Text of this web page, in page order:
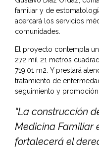
familiar y de
acercará los servicios
comunidades.
El proyecto contempla
272 mil 21 metros
719.01 m2. Y prestará
tratamiento de
seguimiento y
“La construcción
Medicina Familiar
fortalecerá el